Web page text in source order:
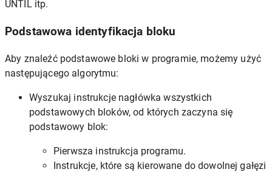
UNTIL itp.
Podstawowa identyfikacja bloku
Aby znaleźć podstawowe bloki w programie, możemy użyć
następującego algorytmu:
Wyszukaj instrukcje nagłówka wszystkich
podstawowych bloków, od których zaczyna się
podstawowy blok:
Pierwsza instrukcja programu.
Instrukcje, które są kierowane do dowolnej gałęzi